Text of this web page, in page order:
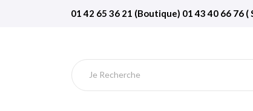
01 42 65 36 21 (Boutique) 01 43 40 66 76 (